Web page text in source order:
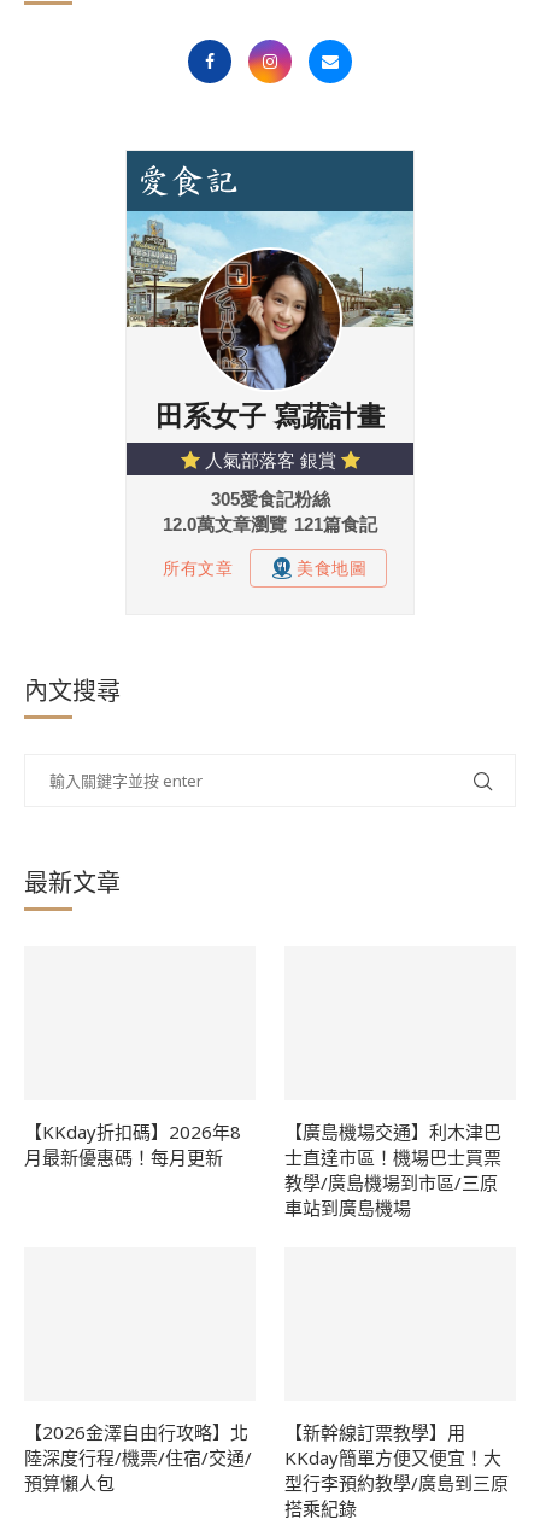
內文搜尋
最新文章
【KKday折扣碼】2026年8
月最新優惠碼！每月更新
【廣島機場交通】利木津巴
士直達市區！機場巴士買票
教學/廣島機場到市區/三原
車站到廣島機場
【2026金澤自由行攻略】北
陸深度行程/機票/住宿/交通/
預算懶人包
【新幹線訂票教學】用
KKday簡單方便又便宜！大
型行李預約教學/廣島到三原
搭乘紀錄